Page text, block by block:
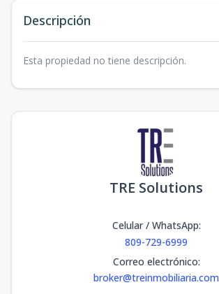
Descripción
Esta propiedad no tiene descripción.
TRE Solutions
Celular / WhatsApp:
809-729-6999
Correo electrónico:
broker@treinmobiliaria.com